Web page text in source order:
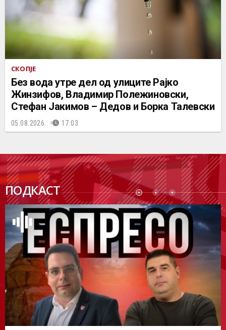
СКОПЈЕ
Без вода утре дел од улиците Рајко
Жинзифов, Владимир Полежиновски,
Стефан Јакимов – Дедов и Борка Талевски
05.08.2026. 17:03
ПОДКАСТ
ПОДК
АСТ